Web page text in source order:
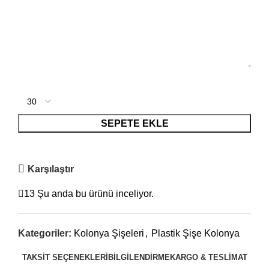
SEPETE EKLE
Karşılaştır
13 Şu anda bu ürünü inceliyor.
Kategoriler: Kolonya Şişeleri , Plastik Şişe Kolonya
TAKSIT SEÇENEKLERI BILGILENDIRMEKARGO & TESLIMAT